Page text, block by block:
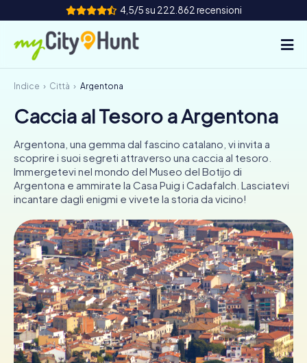
4,5/5 su 222.862 recensioni
Come funziona
Città
Tour
Team Building
Biglietti
INT AT CH
DE
ES
FR UK
IE
IT
NL
Prenota Biglietti
Indice Città Argentona
Caccia al Tesoro a Argentona
Argentona, una gemma dal fascino catalano, vi invita a
scoprire i suoi segreti attraverso una caccia al tesoro.
Immergetevi nel mondo del Museo del Botijo di
Argentona e ammirate la Casa Puig i Cadafalch. Lasciatevi
incantare dagli enigmi e vivete la storia da vicino!